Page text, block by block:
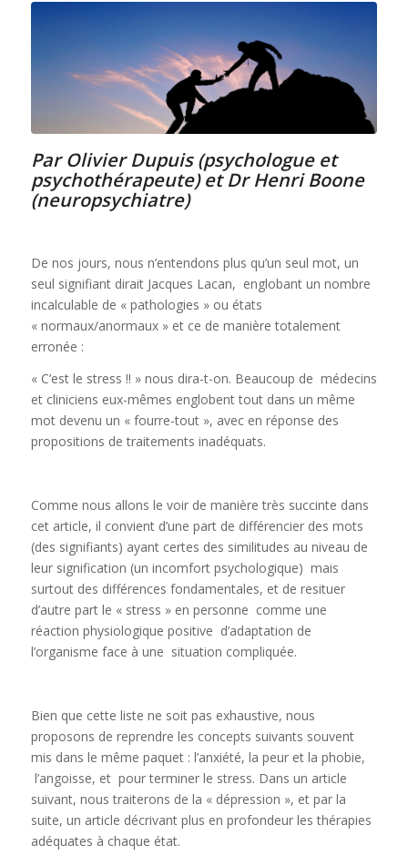
Par Olivier Dupuis (psychologue et
psychothérapeute) et Dr Henri Boone
(neuropsychiatre)
De nos jours, nous n’entendons plus qu’un seul mot, un
seul signifiant dirait Jacques Lacan, englobant un nombre
incalculable de « pathologies » ou états
« normaux/anormaux » et ce de manière totalement
erronée :
« C’est le stress !! » nous dira-t-on. Beaucoup de médecins
et cliniciens eux-mêmes englobent tout dans un même
mot devenu un « fourre-tout », avec en réponse des
propositions de traitements inadéquats.
Comme nous allons le voir de manière très succinte dans
cet article, il convient d’une part de différencier des mots
(des signifiants) ayant certes des similitudes au niveau de
leur signification (un incomfort psychologique) mais
surtout des différences fondamentales, et de resituer
d’autre part le « stress » en personne comme une
réaction physiologique positive d’adaptation de
l’organisme face à une situation compliquée.
Bien que cette liste ne soit pas exhaustive, nous
proposons de reprendre les concepts suivants souvent
mis dans le même paquet : l’anxiété, la peur et la phobie,
l’angoisse, et pour terminer le stress. Dans un article
suivant, nous traiterons de la « dépression », et par la
suite, un article décrivant plus en profondeur les thérapies
adéquates à chaque état.